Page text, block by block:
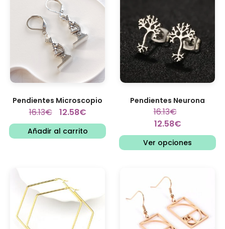
Pendientes Microscopio
16.13€ 12.58€
Añadir al carrito
Pendientes Neurona
16.13€
12.58€
Ver opciones